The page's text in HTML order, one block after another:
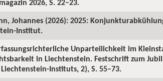
2026, S. 22–23.
Johannes (2026): 2025:
Institut.
Unparteilichkeit im
in Liechtenstein. Festschrift zum
Instituts, 2), S. 55–73.